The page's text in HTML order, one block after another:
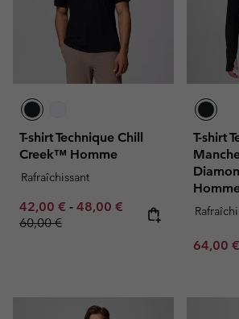
T-shirt Technique Chill
Creek™ Homme
Rafraîchissant
Minimum sale price:
42,00 € - Maximum sale price:
48,00 € Regular price:
60,00 €
T-shirt
Sale
64,00 €